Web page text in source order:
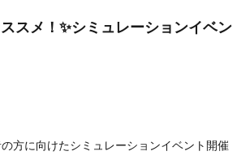
スメ！✨シミュレーションイベン
方に向けたシミュレーションイベント開催